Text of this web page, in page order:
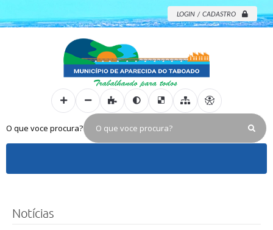
LOGIN / CADASTRO
O que voce procura?
Notícias